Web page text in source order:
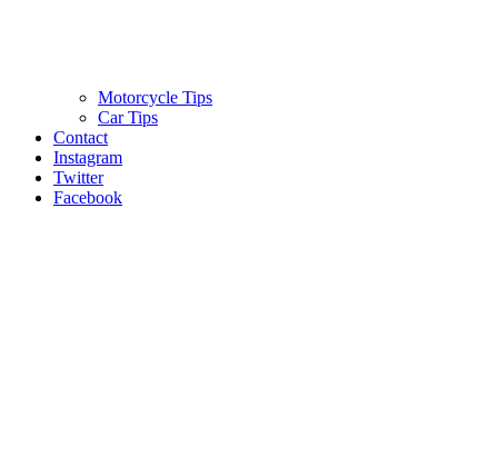
Motorcycle Tips
Car Tips
Contact
Instagram
Twitter
Facebook